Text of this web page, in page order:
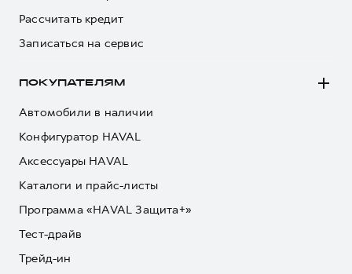
Рассчитать кредит
Записаться на сервис
ПОКУПАТЕЛЯМ
Автомобили в наличии
Конфигуратор HAVAL
Аксессуары HAVAL
Каталоги и прайс-листы
Программа «HAVAL Защита+»
Тест-драйв
Трейд-ин